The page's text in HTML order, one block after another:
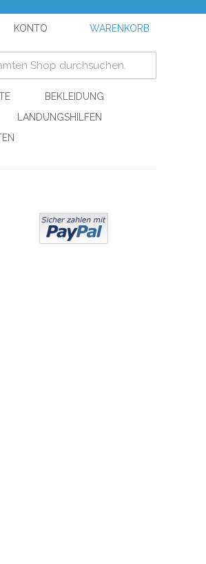
KONTO WARENKORB
BEKLEIDUNG
LANDUNGSHILFEN